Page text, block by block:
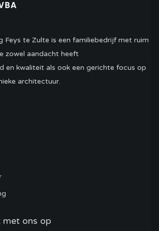
Feys te Zulte is een familiebedrijf met ruim
zowel aandacht heeft
en kwaliteit als ook een gerichte focus op
architectuur.
ons op